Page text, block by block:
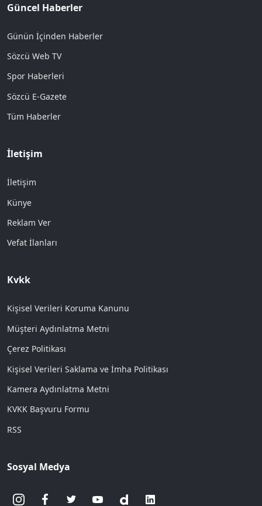
Güncel Haberler
Günün İçinden Haberler
Sözcü Web TV
Spor Haberleri
Sözcü E-Gazete
Tüm Haberler
İletişim
İletişim
Künye
Reklam Ver
Vefat İlanları
Kvkk
Kişisel Verileri Koruma Kanunu
Müşteri Aydınlatma Metni
Çerez Politikası
Kişisel Verileri Saklama ve İmha Politikası
Kamera Aydınlatma Metni
KVKK Başvuru Formu
RSS
Sosyal Medya